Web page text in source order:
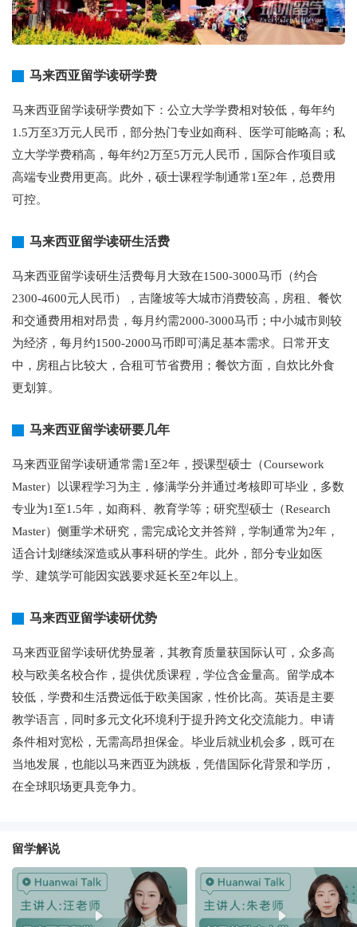
马来西亚留学读研学费
马来西亚留学读研学费如下：公立大学学费相对较低，每年约
1.5万至3万元人民币，部分热门专业如商科、医学可能略高；私
立大学学费稍高，每年约2万至5万元人民币，国际合作项目或
高端专业费用更高。此外，硕士课程学制通常1至2年，总费用
可控。
马来西亚留学读研生活费
马来西亚留学读研生活费每月大致在1500-3000马币（约合
2300-4600元人民币），吉隆坡等大城市消费较高，房租、餐饮
和交通费用相对昂贵，每月约需2000-3000马币；中小城市则较
为经济，每月约1500-2000马币即可满足基本需求。日常开支
中，房租占比较大，合租可节省费用；餐饮方面，自炊比外食
更划算。
马来西亚留学读研要几年
马来西亚留学读研通常需1至2年，授课型硕士（Coursework
Master）以课程学习为主，修满学分并通过考核即可毕业，多数
专业为1至1.5年，如商科、教育学等；研究型硕士（Research
Master）侧重学术研究，需完成论文并答辩，学制通常为2年，
适合计划继续深造或从事科研的学生。此外，部分专业如医
学、建筑学可能因实践要求延长至2年以上。
马来西亚留学读研优势
马来西亚留学读研优势显著，其教育质量获国际认可，众多高
校与欧美名校合作，提供优质课程，学位含金量高。留学成本
较低，学费和生活费远低于欧美国家，性价比高。英语是主要
教学语言，同时多元文化环境利于提升跨文化交流能力。申请
条件相对宽松，无需高昂担保金。毕业后就业机会多，既可在
当地发展，也能以马来西亚为跳板，凭借国际化背景和学历，
在全球职场更具竞争力。
留学解说